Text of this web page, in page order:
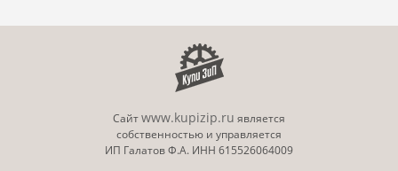
Сайтwww.kupizip.ru является
собственностью и управляется
ИП Галатов Ф.А. ИНН 615526064009